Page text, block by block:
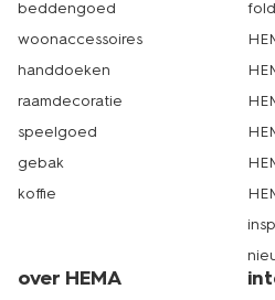
beddengoed
woonaccessoires
handdoeken
raamdecoratie
speelgoed
gebak
koffie
over HEMA